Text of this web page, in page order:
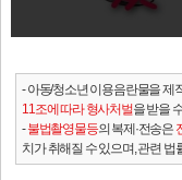
- 아동/청소년 이용음란물을 제
11조에 따라 형사처벌을 받을
-불법촬영물등의 복제·전송은
치가 취해질 수 있으며, 관련 법